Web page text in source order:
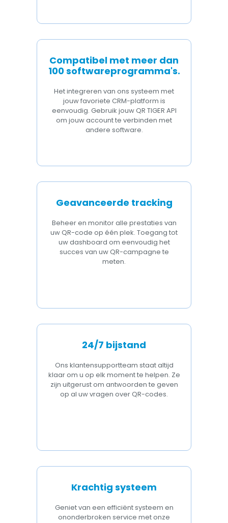
Compatibel met meer dan
100 softwareprogramma's.
Het integreren van ons systeem met
jouw favoriete CRM-platform is
eenvoudig. Gebruik jouw QR TIGER API
om jouw account te verbinden met
andere software.
Geavanceerde tracking
Beheer en monitor alle prestaties van
uw QR-code op één plek. Toegang tot
uw dashboard om eenvoudig het
succes van uw QR-campagne te
meten.
24/7 bijstand
Ons klantensupportteam staat altijd
klaar om u op elk moment te helpen. Ze
zijn uitgerust om antwoorden te geven
op al uw vragen over QR-codes.
Krachtig systeem
Geniet van een efficiënt systeem en
ononderbroken service met onze